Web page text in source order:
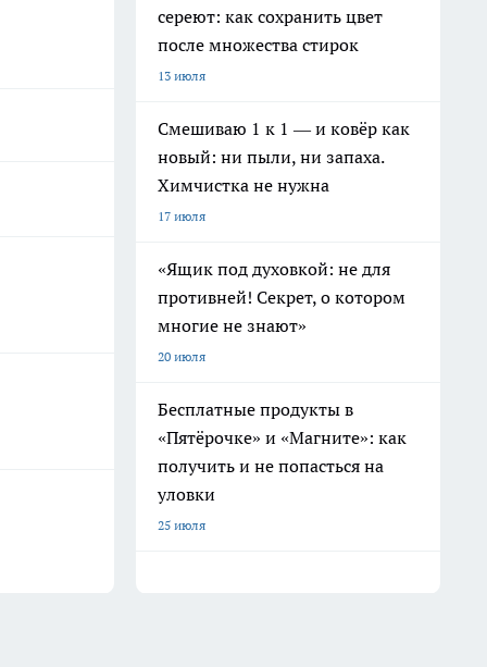
сереют: как сохранить цвет
после множества стирок
13 июля
Смешиваю 1 к 1 — и ковёр как
новый: ни пыли, ни запаха.
Химчистка не нужна
17 июля
«Ящик под духовкой: не для
противней! Секрет, о котором
многие не знают»
20 июля
Бесплатные продукты в
«Пятёрочке» и «Магните»: как
получить и не попасться на
уловки
25 июля